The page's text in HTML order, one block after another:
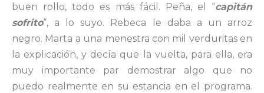
buen rollo, todo es más fácil. Peña, el “capitán
sofrito“, a lo suyo. Rebeca le daba a un arroz
negro. Marta a una menestra con mil verduritas en
la explicación, y decía que la vuelta, para ella, era
muy importante par demostrar algo que no
puedo realmente en su estancia en el programa.